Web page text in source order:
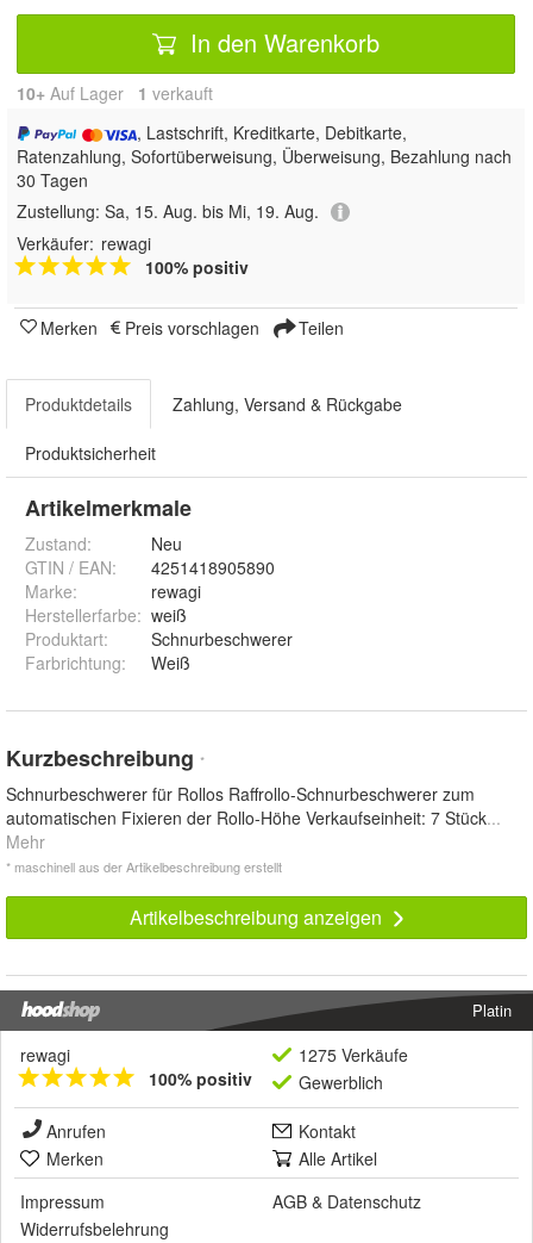
In den Warenkorb
10+ Auf Lager 1 verkauft
, Lastschrift, Kreditkarte, Debitkarte,
Ratenzahlung, Sofortüberweisung, Überweisung, Bezahlung nach
30 Tagen
Zustellung: Sa, 15. Aug. bis Mi, 19. Aug.
Verkäufer: rewagi
100% positiv
Merken Preis vorschlagen Teilen
Produktdetails Zahlung, Versand & Rückgabe
Produktsicherheit
Artikelmerkmale
Zustand:
Neu
GTIN / EAN:
4251418905890
Marke:
rewagi
Herstellerfarbe: weiß
Produktart:
Schnurbeschwerer
Farbrichtung: Weiß
Kurzbeschreibung *
Schnurbeschwerer für Rollos Raffrollo-Schnurbeschwerer zum
automatischen Fixieren der Rollo-Höhe Verkaufseinheit: 7 Stück...
Mehr
* maschinell aus der Artikelbeschreibung erstellt
Artikelbeschreibung anzeigen
Platin
rewagi
100% positiv
1275 Verkäufe
Gewerblich
Anrufen
Kontakt
Merken
Alle Artikel
Impressum
AGB & Datenschutz
Widerrufsbelehrung